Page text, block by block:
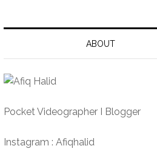
ABOUT
Pocket Videographer I Blogger
Instagram : Afiqhalid